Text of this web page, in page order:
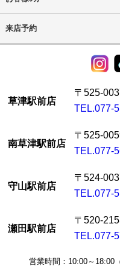
来店予約
草津駅前店
〒525-
TEL.077-
南草津駅前店
〒525-
TEL.077-
守山駅前店
〒524-
TEL.077-
瀬田駅前店
〒520-
TEL.077-
営業時間：10:00～18:00